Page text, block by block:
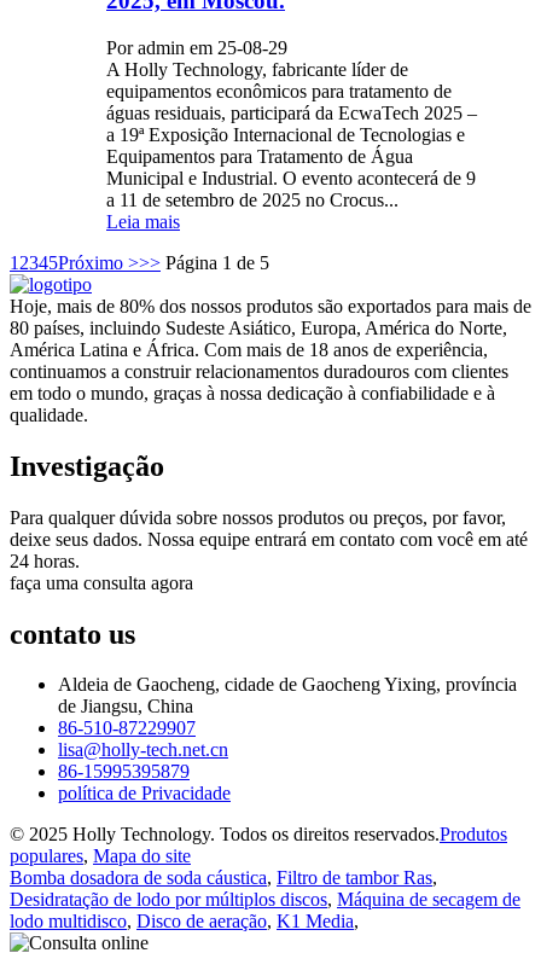
Por admin em 25-08-29
A Holly Technology, fabricante líder de
equipamentos econômicos para tratamento de
águas residuais, participará da EcwaTech 2025 –
a 19ª Exposição Internacional de Tecnologias e
Equipamentos para Tratamento de Água
Municipal e Industrial. O evento acontecerá de 9
a 11 de setembro de 2025 no Crocus...
Leia mais
1 2345Próximo >>> Página 1 de 5
Hoje, mais de 80% dos nossos produtos são exportados para mais de
80 países, incluindo Sudeste Asiático, Europa, América do Norte,
América Latina e África. Com mais de 18 anos de experiência,
continuamos a construir relacionamentos duradouros com clientes
em todo o mundo, graças à nossa dedicação à confiabilidade e à
qualidade.
Investigação
Para qualquer dúvida sobre nossos produtos ou preços, por favor,
deixe seus dados. Nossa equipe entrará em contato com você em até
24 horas.
faça uma consulta agora
contato us
Aldeia de Gaocheng, cidade de Gaocheng Yixing, província
de Jiangsu, China
86-510-87229907
lisa@holly-tech.net.cn
86-15995395879
política de Privacidade
© 2025 Holly Technology. Todos os direitos reservados.Produtos
populares, Mapa do site
Bomba dosadora de soda cáustica, Filtro de tambor Ras,
Desidratação de lodo por múltiplos discos, Máquina de secagem de
lodo multidisco, Disco de aeração, K1 Media,